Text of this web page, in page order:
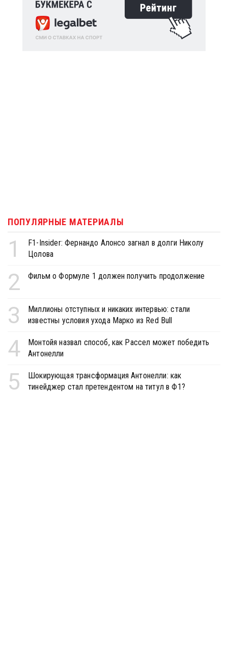
ПОПУЛЯРНЫЕ МАТЕРИАЛЫ
1
F1-Insider: Фернандо Алонсо загнал в долги Николу
Цолова
2 Фильм о Формуле 1 должен получить продолжение
3
Миллионы отступных и никаких интервью: стали
известны условия ухода Марко из Red Bull
4
Монтойя назвал способ, как Рассел может победить
Антонелли
5
Шокирующая трансформация Антонелли: как
тинейджер стал претендентом на титул в Ф1?